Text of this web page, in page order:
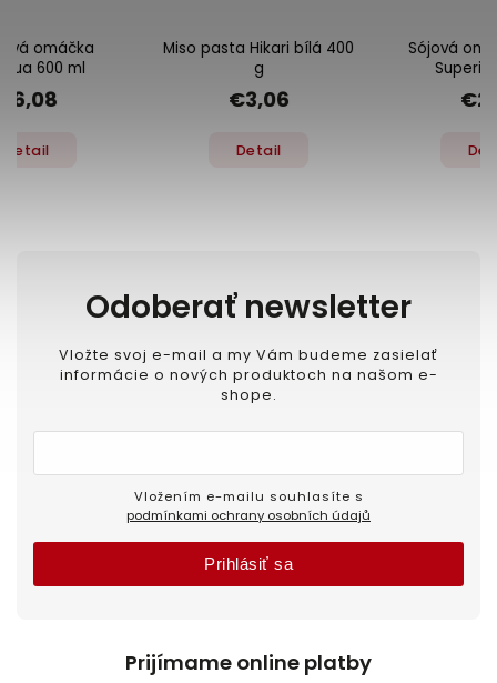
Miso pasta Hikari bílá 400
Sójová omáčka světlá
Odoberať newsletter
Vložte svoj e-mail a my Vám budeme zasielať
informácie o nových produktoch na našom e-
shope.
podmínkami ochrany osobních údajů
Prihlásiť sa
Prijímame online platby